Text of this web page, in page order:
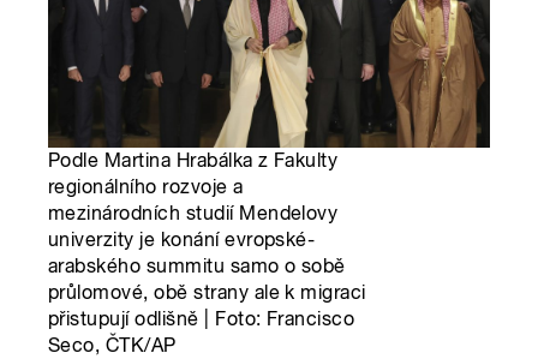
Podle Martina Hrabálka z Fakulty
regionálního rozvoje a
mezinárodních studií Mendelovy
univerzity je konání evropské-
arabského summitu samo o sobě
průlomové, obě strany ale k migraci
přistupují odlišně | Foto: Francisco
Seco, ČTK/AP